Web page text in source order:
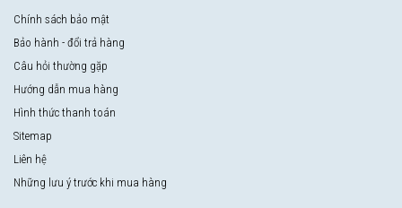
Chính sách bảo mật
Bảo hành - đổi trả hàng
Câu hỏi thường gặp
Hướng dẫn mua hàng
Hình thức thanh toán
Sitemap
Liên hệ
Những lưu ý trước khi mua hàng